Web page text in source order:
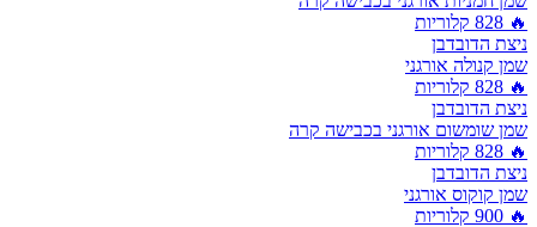
🔥
828 קלוריות
ניצת הדובדבן
שמן קנולה אורגני
🔥
828 קלוריות
ניצת הדובדבן
שמן שומשום אורגני בכבישה קרה
🔥
828 קלוריות
ניצת הדובדבן
שמן קוקוס אורגני
🔥
900 קלוריות